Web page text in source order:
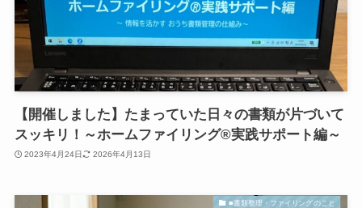
【開催しました】たまっていた日々の書類が片づいて
スッキリ！～ホームファイリング®実践サポート編～
2023年4月24日 2026年4月13日
■書類整理・ファイリングのこと